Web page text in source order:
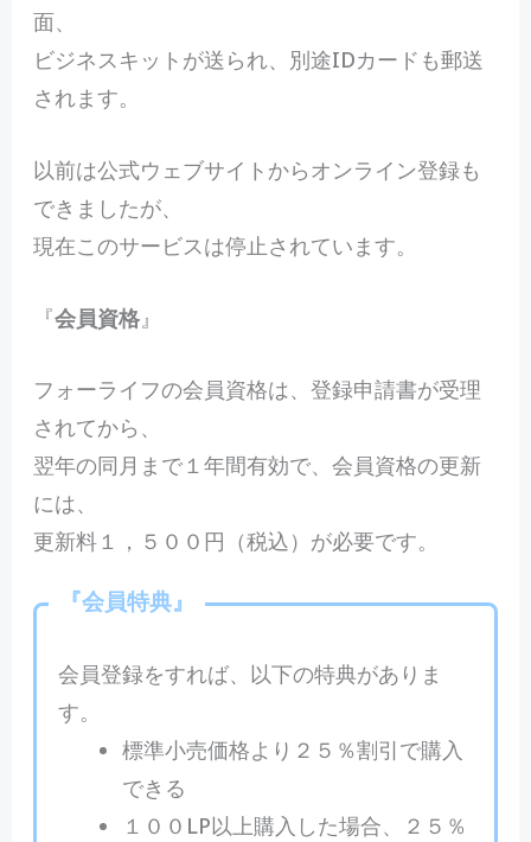
面、
ビジネスキットが送られ、別途IDカードも郵送
されます。
以前は公式ウェブサイトからオンライン登録も
できましたが、
現在このサービスは停止されています。
『会員資格』
フォーライフの会員資格は、登録申請書が受理
されてから、
翌年の同月まで１年間有効で、会員資格の更新
には、
更新料１，５００円（税込）が必要です。
『会員特典』
会員登録をすれば、以下の特典がありま
す。
標準小売価格より２５％割引で購入
できる
１００LP以上購入した場合、２５％